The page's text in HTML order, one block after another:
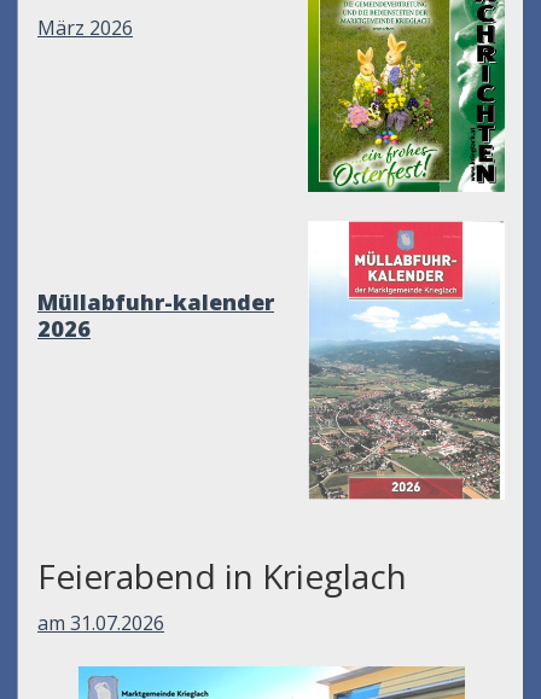
März 2026
Müllabfuhr-kalender
2026
Feierabend in Krieglach
am 31.07.2026